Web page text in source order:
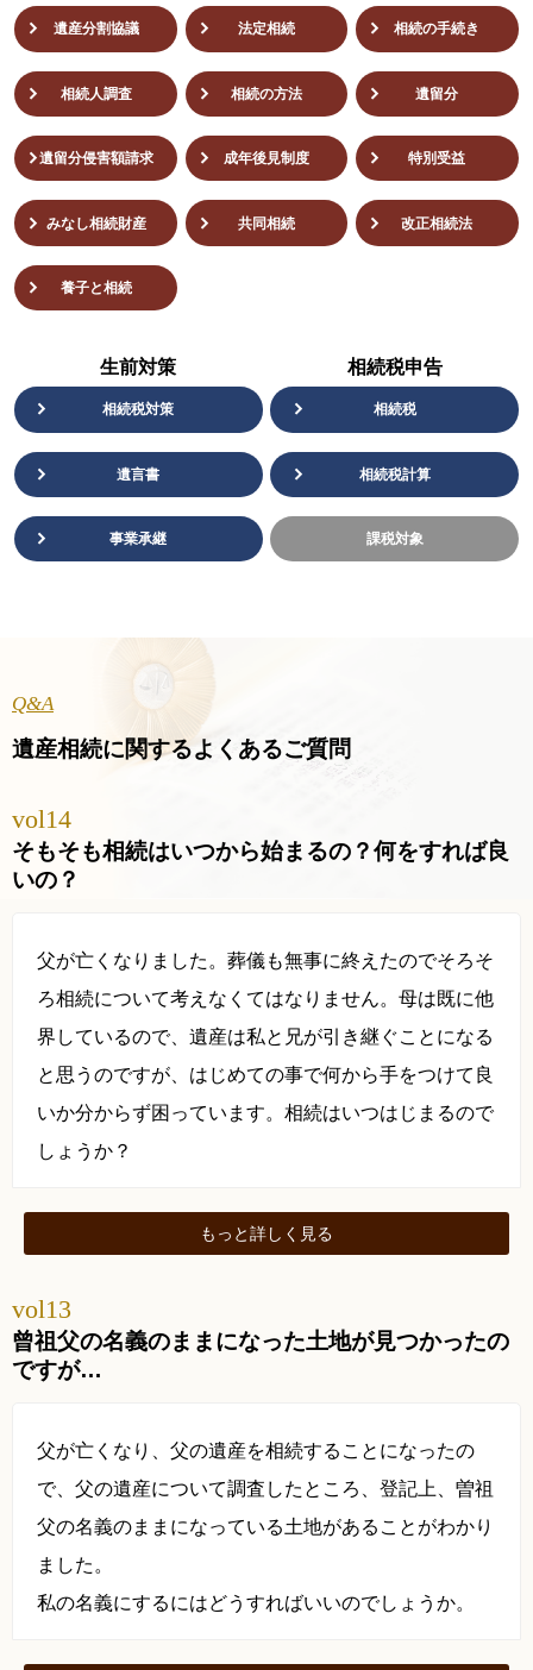
遺産分割協議 法定相続 相続の⼿続き
相続人調査 相続の方法 遺留分
遺留分侵害額請求 成年後⾒制度 特別受益
みなし相続財産 共同相続 改正相続法
養子と相続
生前対策
相続税対策
遺言書
事業承継
相続税申告
相続税
相続税計算
課税対象
Q&A
遺産相続に関するよくあるご質問
vol14
そもそも相続はいつから始まるの？何をすれば良
いの？
父が亡くなりました。葬儀も無事に終えたのでそろそ
ろ相続について考えなくてはなりません。母は既に他
界しているので、遺産は私と兄が引き継ぐことになる
と思うのですが、はじめての事で何から手をつけて良
いか分からず困っています。相続はいつはじまるので
しょうか？
もっと詳しく 見る
vol13
曾祖父の名義のままになった土地が見つかったの
ですが…
父が亡くなり、父の遺産を相続することになったの
で、父の遺産について調査したところ、登記上、曽祖
父の名義のままになっている土地があることがわかり
ました。
私の名義にするにはどうすればいいのでしょうか。